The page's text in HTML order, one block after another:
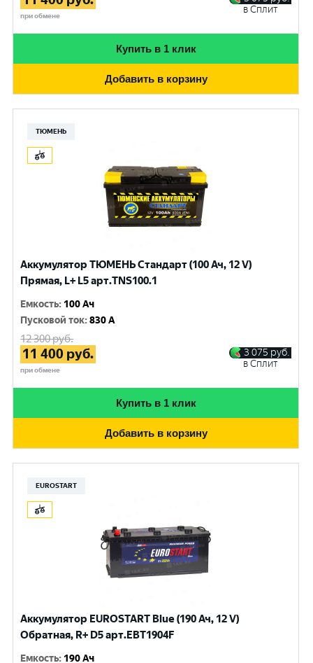
при обмене
в Сплит
Купить в 1 клик
Добавить в корзину
ТЮМЕНЬ
Аккумулятор ТЮМЕНЬ Стандарт (100 Ач, 12 V)
Прямая, L+ L5 арт.TNS100.1
Емкость: 100 Ач
Пусковой ток:830 A
12 300руб.
11 400 руб.
при обмене
3 075 руб.
в Сплит
Купить в 1 клик
Добавить в корзину
EUROSTART
Аккумулятор EUROSTART Blue (190 Ач, 12 V)
Обратная, R+ D5 арт.EBT1904F
Емкость: 190 Ач